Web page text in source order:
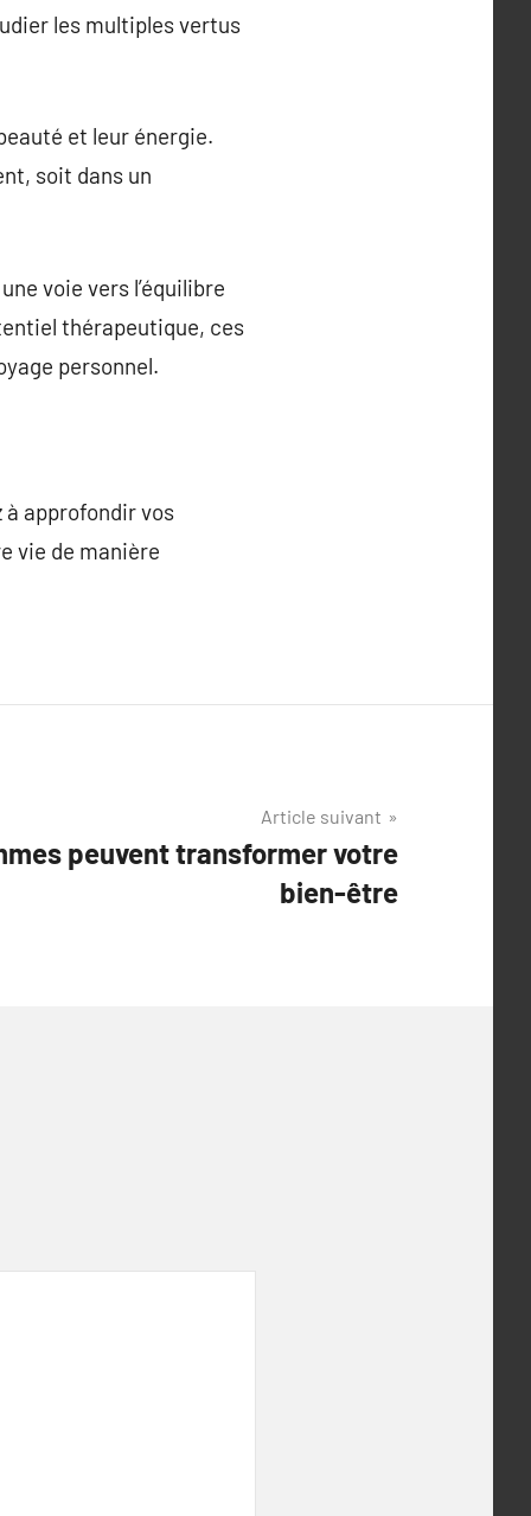
les multiples vertus
et leur énergie.
soit dans un
voie vers l’équilibre
thérapeutique, ces
personnel.
approfondir vos
vie de manière
Article suivant
peuvent transformer votre
bien-être